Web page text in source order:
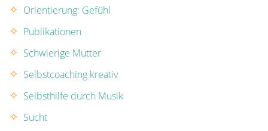
Orientierung: Gefühl
Publikationen
Schwierige Mutter
Selbstcoaching kreativ
Selbsthilfe durch Musik
Sucht